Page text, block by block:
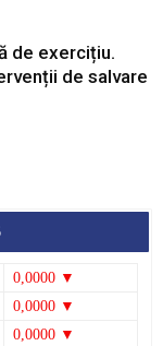
de exercițiu.
de salvare
0,0000 ▼
0,0000 ▼
0,0000 ▼